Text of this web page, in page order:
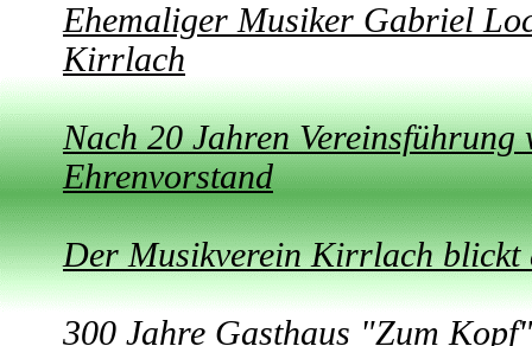
Ehemaliger Musiker Gabriel
Kirrlach
Nach 20 Jahren
Ehrenvorstand
Der Musikverein Kirrlach blickt
300 Jahre Gasthaus "Zum